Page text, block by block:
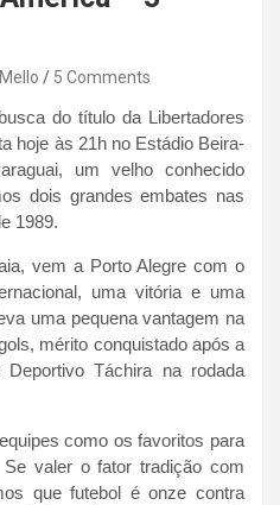
5 Comments
do título da Libertadores
hoje às 21h no Estádio Beira-
um velho conhecido
dois grandes embates nas
1989.
vem a Porto Alegre com o
uma vitória e uma
uma pequena vantagem na
mérito conquistado após a
Táchira na rodada
como os favoritos para
valer o fator tradição com
que futebol é onze contra